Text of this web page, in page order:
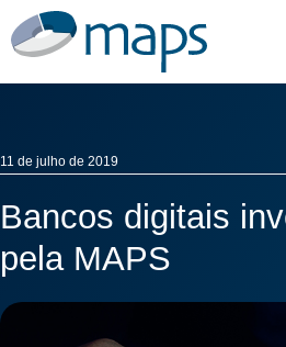
11 de julho de 2019
Bancos digitais
pela MAPS